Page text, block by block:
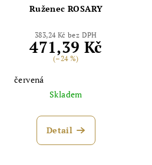
Ruženec ROSARY
383,24 Kč bez DPH
471,39 Kč
(–24 %)
červená
Skladem
Detail